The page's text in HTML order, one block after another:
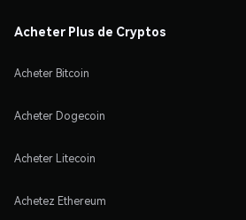
Acheter Plus de Cryptos
Acheter Bitcoin
Acheter Dogecoin
Acheter Litecoin
Achetez Ethereum